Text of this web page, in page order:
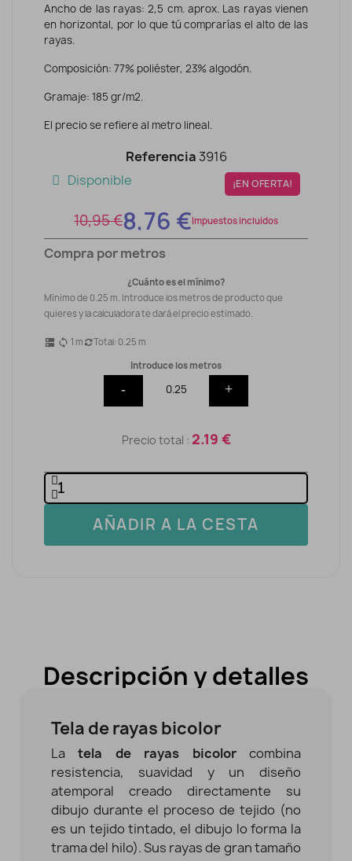
Ancho de las rayas: 2,5 cm. aprox. Las rayas vienen
en horizontal, por lo que tú comprarías el alto de las
rayas.
Composición: 77% poliéster, 23% algodón.
Gramaje: 185 gr/m2.
El precio se refiere al metro lineal.
Referencia 3916
Disponible
¡EN OFERTA!
10,95 €8,76 €Impuestos incluidos
Compra por metros
¿Cuánto es el mínimo?
Mínimo de 0.25 m. Introduce los metros de producto que
quieres y la calculadora te dará el precio estimado.
dns sync 1 m Total: 0.25 m
Introduce los metros
- +
Precio total : 2.19 €
AÑADIR A LA CESTA
Descripción y detalles
Tela de rayas bicolor
Latela de rayas bicolorcombina
resistencia, suavidad y un diseño
atemporal creado directamente su
dibujo durante el proceso de tejido (no
es un tejido tintado, el dibujo lo forma la
trama del hilo). Sus rayas de gran tamaño